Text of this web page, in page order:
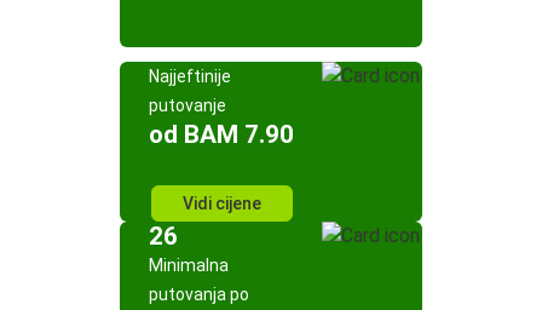
Najjeftinije
putovanje
od BAM 7.90
Vidi cijene
26
Minimalna
putovanja po